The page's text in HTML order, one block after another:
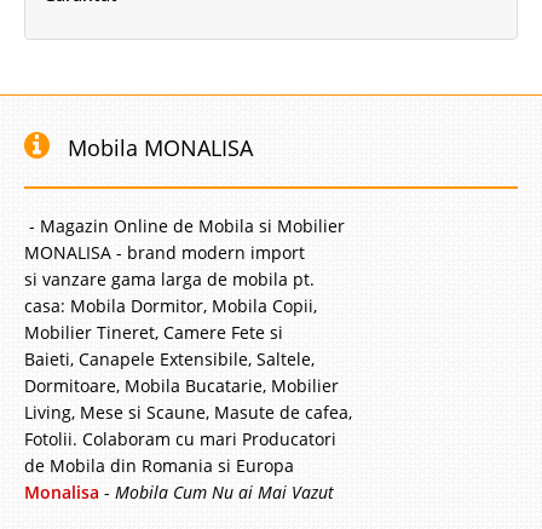
Mobila MONALISA
- Magazin Online de Mobila si Mobilier
MONALISA - brand modern import
si vanzare gama larga de mobila pt.
casa: Mobila Dormitor, Mobila Copii,
Mobilier Tineret, Camere Fete si
Baieti, Canapele Extensibile, Saltele,
Dormitoare, Mobila Bucatarie, Mobilier
Living, Mese si Scaune, Masute de cafea,
Fotolii. Colaboram cu mari Producatori
de Mobila din Romania si Europa
Monalisa - Mobila Cum Nu ai Mai Vazut